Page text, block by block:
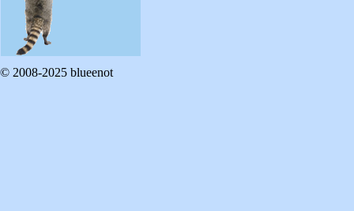
© 2008-2025 blueenot